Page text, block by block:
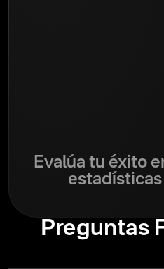
Evalúa tu éxito
Preguntas